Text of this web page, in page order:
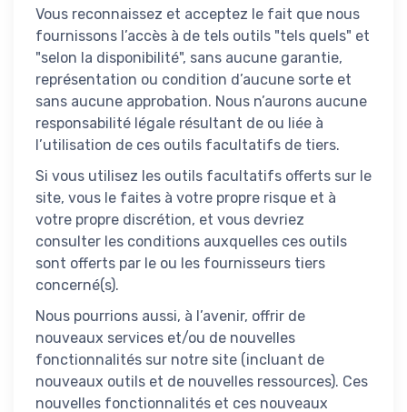
Vous reconnaissez et acceptez le fait que nous
fournissons l’accès à de tels outils "tels quels" et
"selon la disponibilité", sans aucune garantie,
représentation ou condition d’aucune sorte et
sans aucune approbation. Nous n’aurons aucune
responsabilité légale résultant de ou liée à
l’utilisation de ces outils facultatifs de tiers.
Si vous utilisez les outils facultatifs offerts sur le
site, vous le faites à votre propre risque et à
votre propre discrétion, et vous devriez
consulter les conditions auxquelles ces outils
sont offerts par le ou les fournisseurs tiers
concerné(s).
Nous pourrions aussi, à l’avenir, offrir de
nouveaux services et/ou de nouvelles
fonctionnalités sur notre site (incluant de
nouveaux outils et de nouvelles ressources). Ces
nouvelles fonctionnalités et ces nouveaux